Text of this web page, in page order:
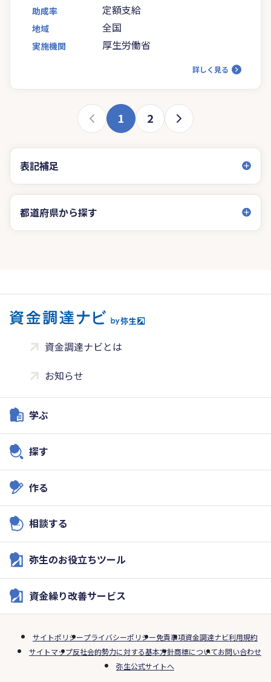
助成率 定額支給
地域 全国
実施機関 厚生労働省
詳しく見る
1 2
表記補足
都道府県から探す
資金調達ナビとは
お知らせ
学ぶ
探す
作る
相談する
弥生のお役立ちツール
資金繰り改善サービス
サイトポリシープライバシーポリシー免責事項資金調達ナビ利用規約
サイトマップ反社会的勢力に対する基本方針商標についてお問い合わせ
弥生公式サイトへ